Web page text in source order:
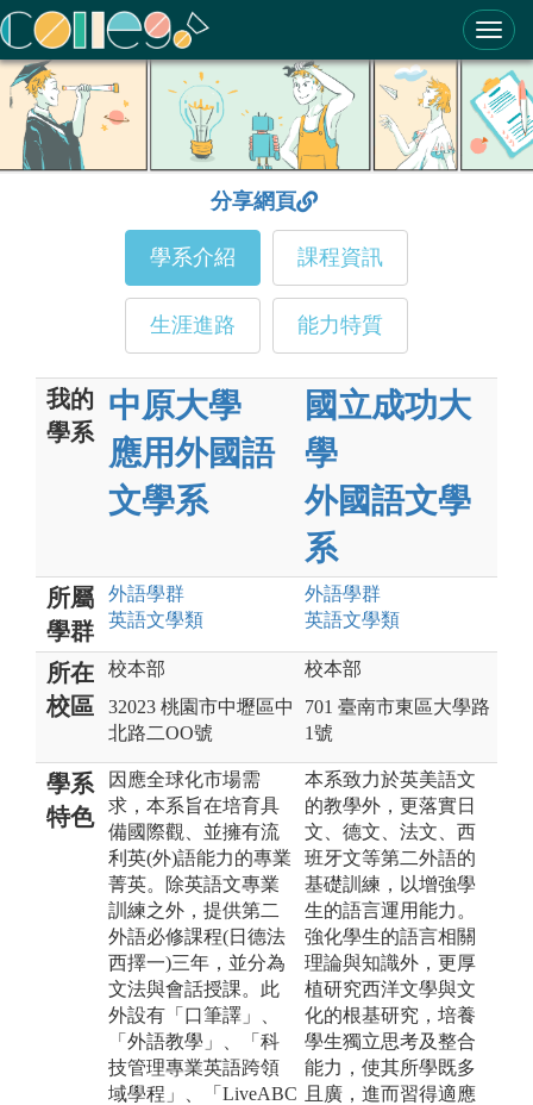
ColleGo! 大學選才與高中育才輔助系統
分享網頁
學系介紹 課程資訊
生涯進路 能力特質
我的
學系
中原大學
應用外國語
文學系
國立成功大
學
外國語文學
系
所屬
學群
外語學群
英語文學類
外語學群
英語文學類
所在
校區
校本部
32023 桃園市中壢區中
北路二OO號
校本部
701 臺南市東區大學路
1號
學系
特色
因應全球化市場需
求，本系旨在培育具
備國際觀、並擁有流
利英(外)語能力的專業
菁英。除英語文專業
訓練之外，提供第二
外語必修課程(日德法
西擇一)三年，並分為
文法與會話授課。此
外設有「口筆譯」、
「外語教學」、「科
技管理專業英語跨領
域學程」、「LiveABC
本系致力於英美語文
的教學外，更落實日
文、德文、法文、西
班牙文等第二外語的
基礎訓練，以增強學
生的語言運用能力。
強化學生的語言相關
理論與知識外，更厚
植研究西洋文學與文
化的根基研究，培養
學生獨立思考及整合
能力，使其所學既多
且廣，進而習得適應